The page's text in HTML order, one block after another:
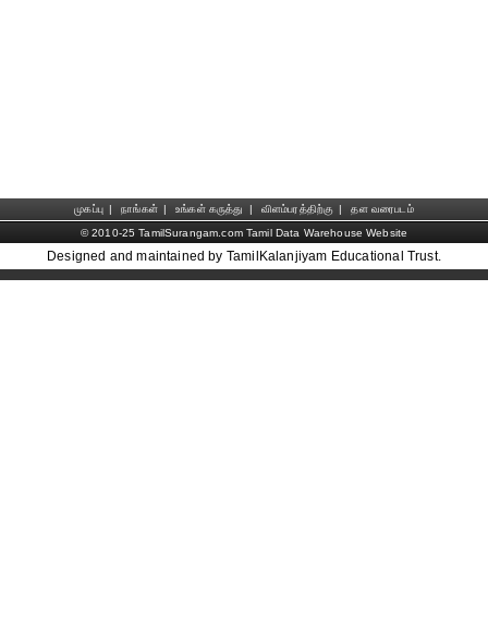
முகப்பு | நாங்கள் | உங்கள் கருத்து | விளம்பரத்திற்கு |
தள வரைபடம்
© 2010-25 TamilSurangam.com Tamil Data Warehouse Website
Designed and maintained by TamilKalanjiyam Educational Trust.